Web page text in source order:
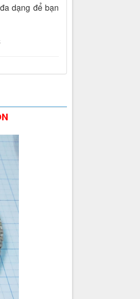
dạng để bạn